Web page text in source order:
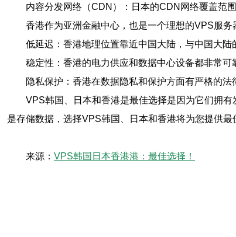
内容分发网络（CDN）：日本的CDN网络覆盖范
香港作为亚洲金融中心，也是一个理想的VPS服
低延迟：香港地理位置靠近中国大陆，与中国大陆
稳定性：香港的电力供应和数据中心设备都非常可
隐私保护：香港在数据隐私和保护方面有严格的法
VPS韩国、日本和香港是最佳选择是因为它们拥
是存储数据，选择VPS韩国、日本和香港将为您提供最
来源： VPS韩国日本香港港：最佳选择！